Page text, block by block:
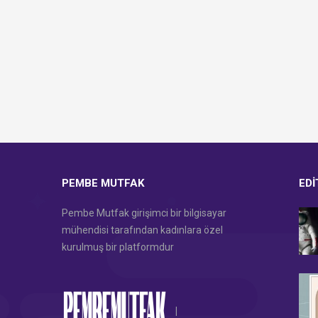
PEMBE MUTFAK
Pembe Mutfak girişimci bir bilgisayar
mühendisi tarafından kadınlara özel
kurulmuş bir platformdur
|